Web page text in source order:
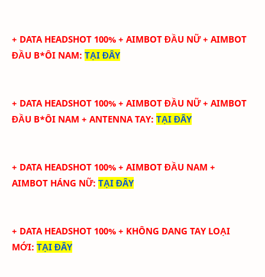
+ DATA HEADSHOT 100% + AIMBOT ĐẦU NỮ + AIMBOT
ĐẦU B*ÔI NAM: TẠI ĐÂY
+ DATA HEADSHOT 100% + AIMBOT ĐẦU NỮ + AIMBOT
ĐẦU B*ÔI NAM + ANTENNA TAY: TẠI ĐÂY
+ DATA HEADSHOT 100% + AIMBOT ĐẦU NAM +
AIMBOT HÁNG NỮ: TẠI ĐÂY
+ DATA HEADSHOT 100% + KHÔNG DANG TAY LOẠI
MỚI: TẠI ĐÂY